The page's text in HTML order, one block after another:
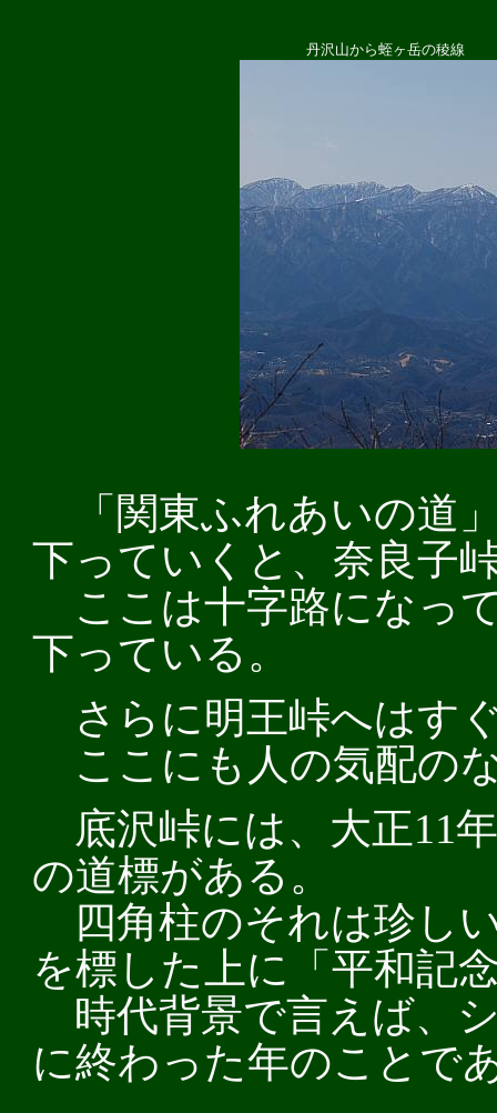
丹沢山から蛭ヶ岳の稜線
「関東ふれあいの道
下っていくと、奈良子
ここは十字路になっ
下っている。
さらに明王峠へはす
ここにも人の気配の
底沢峠には、大正11
の道標がある。
四角柱のそれは珍し
を標した上に「平和記
時代背景で言えば、
に終わった年のことで